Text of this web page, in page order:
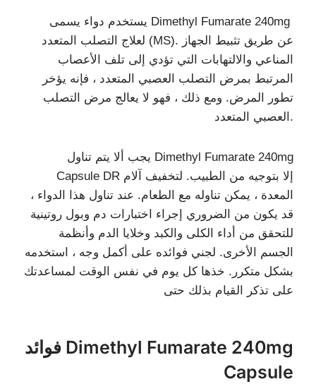
يستخدم دواء يسمى Dimethyl Fumarate 240mg
لعلاج التصلب المتعدد (MS). عن طريق تثبيط الجهاز
المناعي والالتهابات التي تؤدي إلى تلف الأعصاب
المرتبط بمرض التصلب العصبي المتعدد ، فإنه يؤخر
تطور المرض. ومع ذلك ، فهو لا يعالج مرض التصلب
العصبي المتعدد.
يجب ألا يتم تناول Dimethyl Fumarate 240mg
Capsule DR إلا بتوجيه من الطبيب. لتخفيف آلام
المعدة ، يمكن تناوله مع الطعام. عند تناول هذا الدواء ،
قد يكون من الضروري إجراء اختبارات دم وبول روتينية
للتحقق من أداء الكلى والكبد وخلايا الدم وأنظمة
الجسم الأخرى. لجني فوائده على أكمل وجه ، استخدمه
بشكل متكرر. خذها كل يوم في نفس الوقت لمساعدتك
على تذكر القيام بذلك حتى
فوائد Dimethyl Fumarate 240mg
Capsule